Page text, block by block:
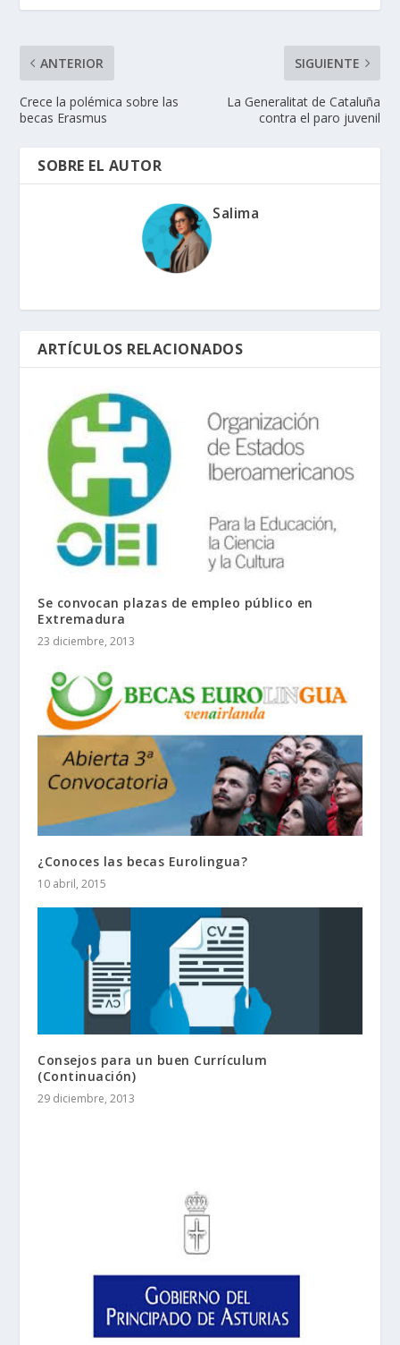
ANTERIOR
Crece la polémica sobre las
becas Erasmus
SIGUIENTE
La Generalitat de Cataluña
contra el paro juvenil
SOBRE EL AUTOR
Salima
ARTÍCULOS RELACIONADOS
Se convocan plazas de empleo público en
Extremadura
23 diciembre, 2013
¿Conoces las becas Eurolingua?
10 abril, 2015
Consejos para un buen Currículum
(Continuación)
29 diciembre, 2013